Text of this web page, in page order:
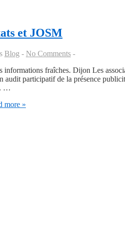
et JOSM
Blog
No Comments
informations fraîches. Dijon Les
audit participatif de la présence
…
more »